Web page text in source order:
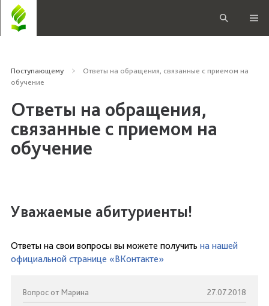
Поступающему
Ответы на обращения, связанные с приемом на
обучение
Ответы на обращения,
связанные с приемом на
обучение
Уважаемые абитуриенты!
Ответы на свои вопросы вы можете получить на нашей
официальной странице «ВКонтакте»
Вопрос от Марина 27.07.2018